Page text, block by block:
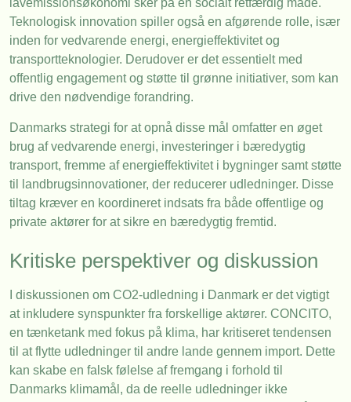
lavemissionsøkonomi sker på en socialt retfærdig måde.
Teknologisk innovation spiller også en afgørende rolle, især
inden for vedvarende energi, energieffektivitet og
transportteknologier. Derudover er det essentielt med
offentlig engagement og støtte til grønne initiativer, som kan
drive den nødvendige forandring.
Danmarks strategi for at opnå disse mål omfatter en øget
brug af vedvarende energi, investeringer i bæredygtig
transport, fremme af energieffektivitet i bygninger samt støtte
til landbrugsinnovationer, der reducerer udledninger. Disse
tiltag kræver en koordineret indsats fra både offentlige og
private aktører for at sikre en bæredygtig fremtid.
Kritiske perspektiver og diskussion
I diskussionen om CO2-udledning i Danmark er det vigtigt
at inkludere synspunkter fra forskellige aktører. CONCITO,
en tænketank med fokus på klima, har kritiseret tendensen
til at flytte udledninger til andre lande gennem import. Dette
kan skabe en falsk følelse af fremgang i forhold til
Danmarks klimamål, da de reelle udledninger ikke